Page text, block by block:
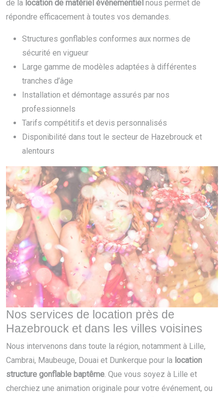
de la location de matériel événementiel nous permet de
répondre efficacement à toutes vos demandes.
Structures gonflables conformes aux normes de
sécurité en vigueur
Large gamme de modèles adaptées à différentes
tranches d’âge
Installation et démontage assurés par nos
professionnels
Tarifs compétitifs et devis personnalisés
Disponibilité dans tout le secteur de Hazebrouck et
alentours
Nos services de location près de
Hazebrouck et dans les villes voisines
Nous intervenons dans toute la région, notamment à Lille,
Cambrai, Maubeuge, Douai et Dunkerque pour la location
structure gonflable baptême. Que vous soyez à Lille et
cherchiez une animation originale pour votre événement, ou